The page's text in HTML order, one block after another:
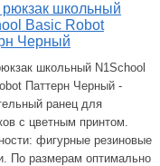
рюкзак школьный
Basic Robot
Черный
школьный N1School
Паттерн Черный -
ранец для
с цветным принтом.
фигурные резиновые
По размерам оптимально